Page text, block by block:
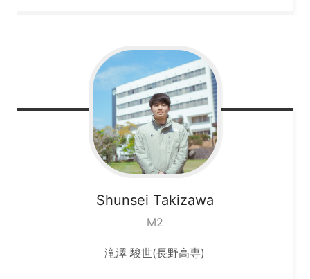
Shunsei Takizawa
M2
滝澤 駿世(長野高専)